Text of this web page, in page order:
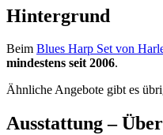
Hintergrund
Beim Blues Harp Set von
mindestens seit 2006.
Ähnliche Angebote gibt es
Ausstattung –